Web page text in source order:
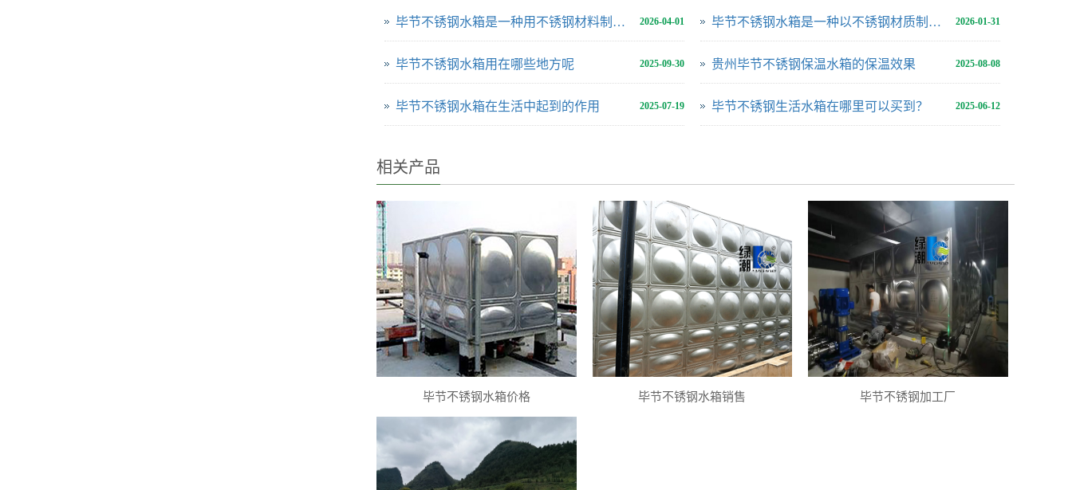
2026-04-01
毕节不锈钢水箱是一种用不锈钢材料制成的用于储存和供应水源的设备 2026-01-31
毕节不锈钢水箱是一种以不锈钢材质制作而成的储水设备
2025-09-30
毕节不锈钢水箱用在哪些地方呢 2025-08-08
贵州毕节不锈钢保温水箱的保温效果
2025-07-19
毕节不锈钢水箱在生活中起到的作用 2025-06-12
毕节不锈钢生活水箱在哪里可以买到？
相关产品
毕节不锈钢水箱价格 毕节不锈钢水箱销售 毕节不锈钢加工厂